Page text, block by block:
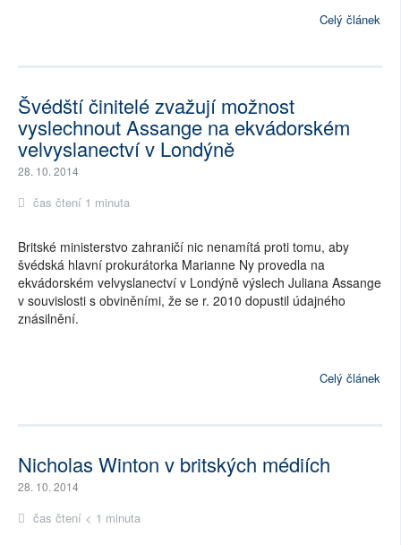
Celý článek
Švédští činitelé zvažují možnost
vyslechnout Assange na ekvádorském
velvyslanectví v Londýně
28. 10. 2014
čas čtení 1 minuta
Britské ministerstvo zahraničí nic nenamítá proti tomu, aby
švédská hlavní prokurátorka Marianne Ny provedla na
ekvádorském velvyslanectví v Londýně výslech Juliana Assange
v souvislosti s obviněními, že se r. 2010 dopustil údajného
znásilnění.
Celý článek
Nicholas Winton v britských médiích
28. 10. 2014
čas čtení < 1 minuta